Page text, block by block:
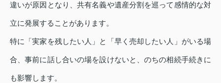
違いが原因となり、共有名義や遺産分割を巡って感情的な対
立に発展することがあります。
特に「実家を残したい人」と「早く売却したい人」がいる場
合、事前に話し合いの場を設けないと、のちの相続手続きに
も影響します。